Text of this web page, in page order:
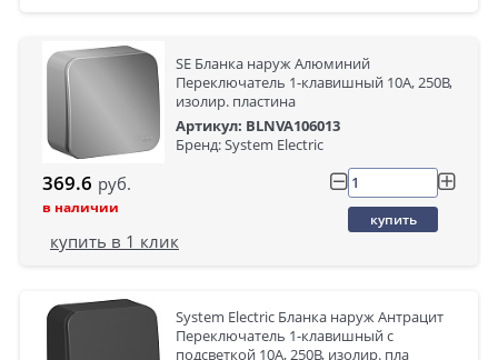
SE Бланка наруж Алюминий
Переключатель 1-клавишный 10А, 250В,
изолир. пластина
Артикул: BLNVA106013
Бренд: System Electric
369.6 руб.
в наличии
купить
купить в 1 клик
System Electric Бланка наруж Антрацит
Переключатель 1-клавишный с
подсветкой 10А, 250B, изолир. пла